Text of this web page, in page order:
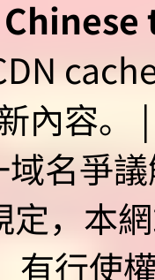
內容。
域名爭
，本
有行使